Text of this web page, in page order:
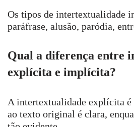
Os tipos de intertextualidade
paráfrase, alusão, paródia,
Qual a diferença entre
explícita e implícita?
A intertextualidade explícita é
ao texto original é clara,